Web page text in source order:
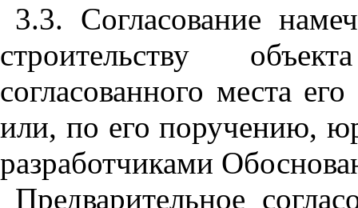
3.3. Согласование
строительству
согласованного места
или, по его поручению,
разработчиками
Предварительное